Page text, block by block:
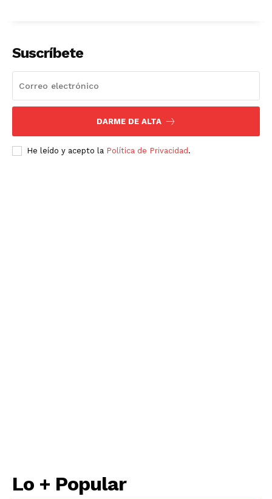
Suscríbete
DARME DE ALTA
He leído y acepto la Política de Privacidad .
Lo + Popular